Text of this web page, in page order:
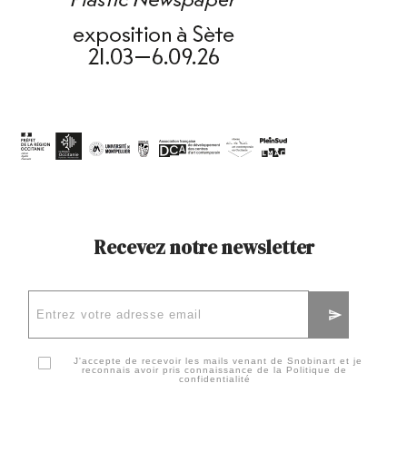
Recevez notre newsletter
J'accepte de recevoir les mails venant de Snobinart et je
reconnais avoir pris connaissance de la
Politique de
confidentialité